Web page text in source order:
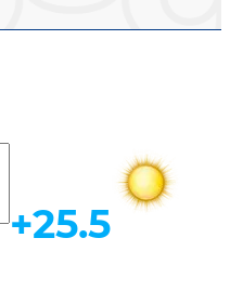
Ob-havo
+25.5